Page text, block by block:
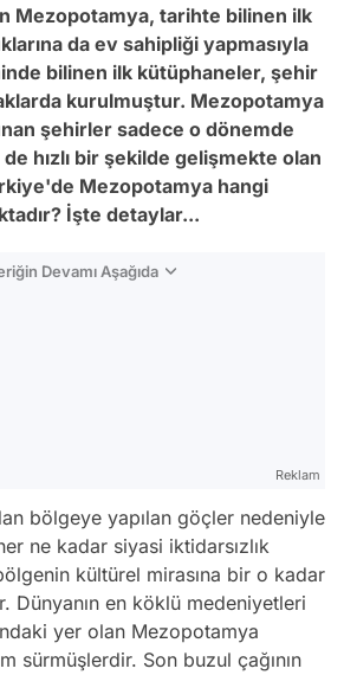
Mezopotamya, tarihte bilinen ilk
da ev sahipliği yapmasıyla
bilinen ilk kütüphaneler, şehir
kurulmuştur. Mezopotamya
şehirler sadece o dönemde
hızlı bir şekilde gelişmekte olan
Mezopotamya hangi
İşte detaylar...
Devamı Aşağıda
Reklam
bölgeye yapılan göçler nedeniyle
ne kadar siyasi iktidarsızlık
kültürel mirasına bir o kadar
Dünyanın en köklü medeniyetleri
yer olan Mezopotamya
sürmüşlerdir. Son buzul çağının